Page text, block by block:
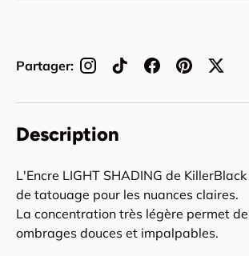
Partager:
Description
L'Encre LIGHT SHADING de
de tatouage pour les nuances claires.
La concentration très légère permet
ombrages douces et impalpables.